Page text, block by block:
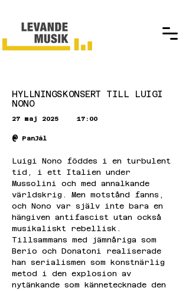
HYLLNINGSKONSERT TILL LUIGI
NONO
27 maj 2025 17:00
@ PanJál
Luigi Nono föddes i en turbulent
tid, i ett Italien under
Mussolini och med annalkande
världskrig. Men motstånd fanns,
och Nono var själv inte bara en
hängiven antifascist utan också
musikaliskt rebellisk.
Tillsammans med jämnåriga som
Berio och Donatoni realiserade
han serialismen som konstnärlig
metod i den explosion av
nytänkande som kännetecknade den